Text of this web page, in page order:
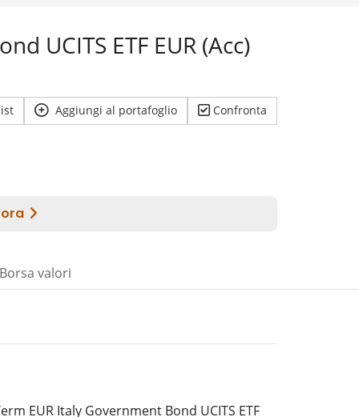
UCITS ETF EUR (Acc)
Aggiungi al portafoglio Confronta
Borsa valori
EUR Italy Government Bond UCITS ETF